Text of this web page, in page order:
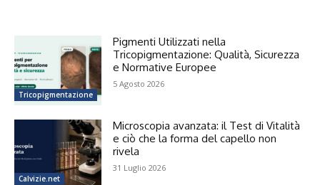
Tricopigmentazione
Pigmenti Utilizzati nella
Tricopigmentazione: Qualità, Sicurezza
e Normative Europee
5 Agosto 2026
Calvizie.net
Microscopia avanzata: il Test di Vitalità
e ciò che la forma del capello non
rivela
31 Luglio 2026